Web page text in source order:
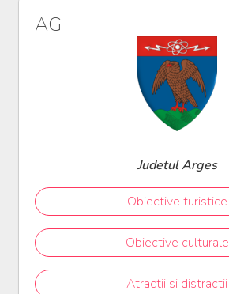
AG
Judetul Arges
Obiective turistice
Obiective culturale
Atractii si distractii